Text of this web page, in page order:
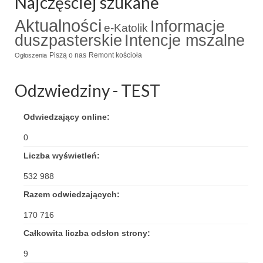
Triduum Św. St. Kostka 2018
Narodowy Dzień Pamięci “Żołnierzy
Wyklętych” 2018
Remont plebanii 2017
Imieniny kapłana
Kancelaria
Zaprzyjaźnione strony
Aktualności e-Katolik Informacje
duszpasterskie Intencje mszalne
Ogłoszenia Piszą o nas Remont kościoła
Odzwiedziny - TEST
Odwiedzający online:
0
Liczba wyświetleń:
532 988
Razem odwiedzających:
170 716
Całkowita liczba odsłon strony:
9